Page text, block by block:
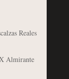
Reales
Almirante